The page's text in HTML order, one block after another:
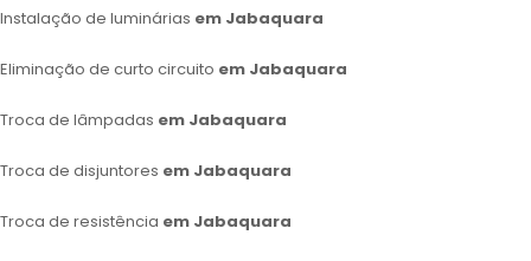
Instalação de luminárias em Jabaquara
Eliminação de curto circuito em Jabaquara
Troca de lâmpadas em Jabaquara
Troca de disjuntores em Jabaquara
Troca de resistência em Jabaquara